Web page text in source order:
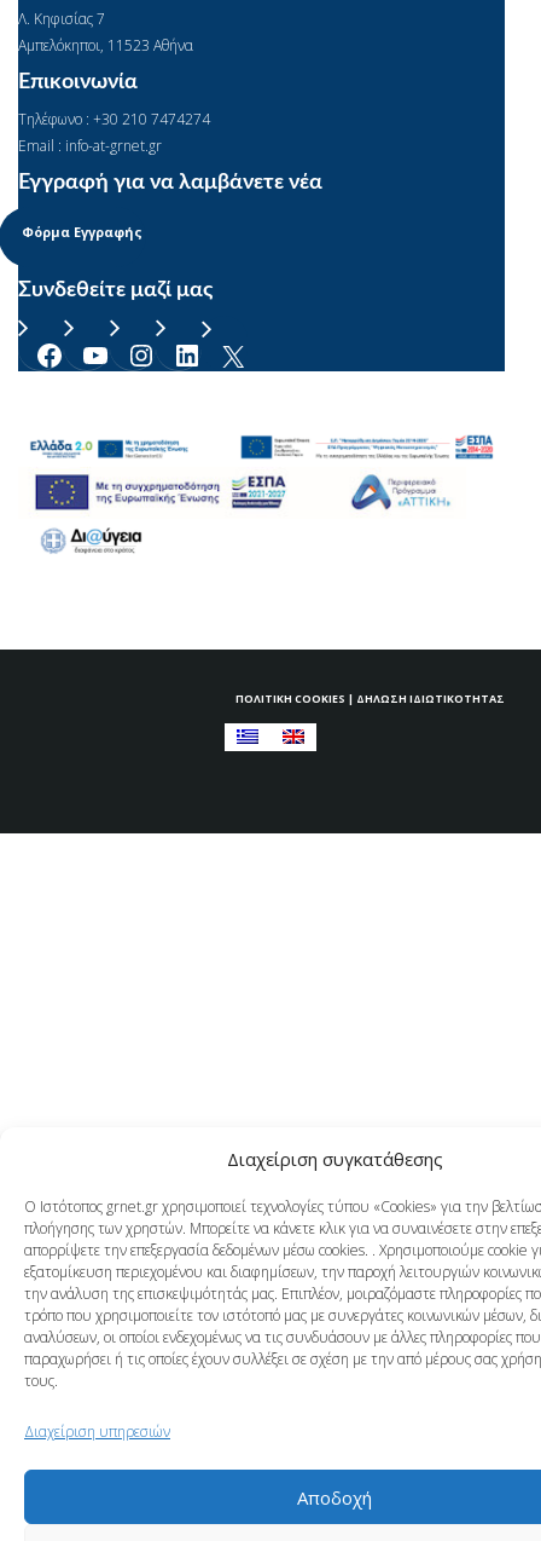
Διαχείριση συγκατάθεσης
Ο Ιστότοπος grnet.gr χρησιμοποιεί τεχνολογίες τύπου «Cookies» για την
πλοήγησης των χρηστών. Μπορείτε να κάνετε κλικ για να συναινέσετε στην
απορρίψετε την επεξεργασία δεδομένων μέσω cookies. . Χρησιμοποιούμε cookie
εξατομίκευση περιεχομένου και διαφημίσεων, την παροχή λειτουργιών
την ανάλυση της επισκεψιμότητάς μας. Επιπλέον, μοιραζόμαστε πληροφορίες
τρόπο που χρησιμοποιείτε τον ιστότοπό μας με συνεργάτες κοινωνικών μέσων,
αναλύσεων, οι οποίοι ενδεχομένως να τις συνδυάσουν με άλλες πληροφορίες
παραχωρήσει ή τις οποίες έχουν συλλέξει σε σχέση με την από μέρους σας
τους.
Διαχείριση υπηρεσιών
Αποδοχή
Λ. Κηφισίας 7
Αμπελόκηποι, 11523 Αθήνα
Επικοινωνία
Τηλέφωνο : +30 210 7474274
Email : info-at-grnet.gr
Εγγραφή για να λαμβάνετε νέα
Φόρμα Εγγραφής
Συνδεθείτε μαζί μας
Facebook YouTube Instagram Linkedin
ΠΟΛΙΤΙΚΉ COOKIES | ΔΉΛΩΣΗ ΙΔΙΩΤΙΚΌΤΗΤΑΣ